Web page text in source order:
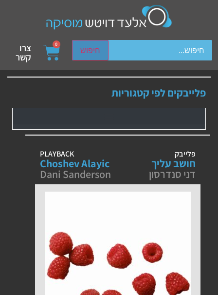
חיפוש
device users, explore by touch or with swipe gestures.
0 צרו
קשר
פלייבקים לפי קטגוריות
פלייבק
חושב עליך
דני סנדרסון
PLAYBACK
Choshev Alayic
Dani Sanderson